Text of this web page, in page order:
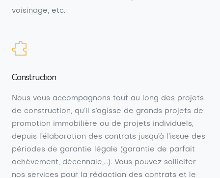
voisinage, etc.
Construction
Nous vous accompagnons tout au long des projets
de construction, qu’il s’agisse de grands projets de
promotion immobilière ou de projets individuels,
depuis l’élaboration des contrats jusqu’à l’issue des
périodes de garantie légale (garantie de parfait
achèvement, décennale,...). Vous pouvez solliciter
nos services pour la rédaction des contrats et le